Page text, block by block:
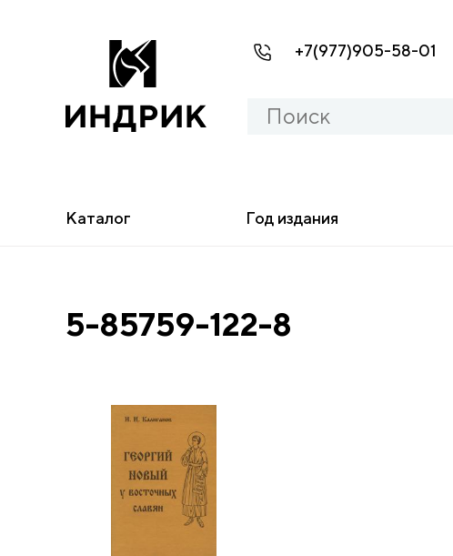
+7(977)905-58-01
Каталог Год издания
5-85759-122-8